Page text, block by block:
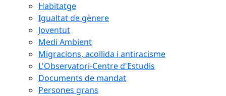
Habitatge
Igualtat de gènere
Joventut
Medi Ambient
Migracions, acollida i antiracisme
L'Observatori-Centre d'Estudis
Documents de mandat
Persones grans